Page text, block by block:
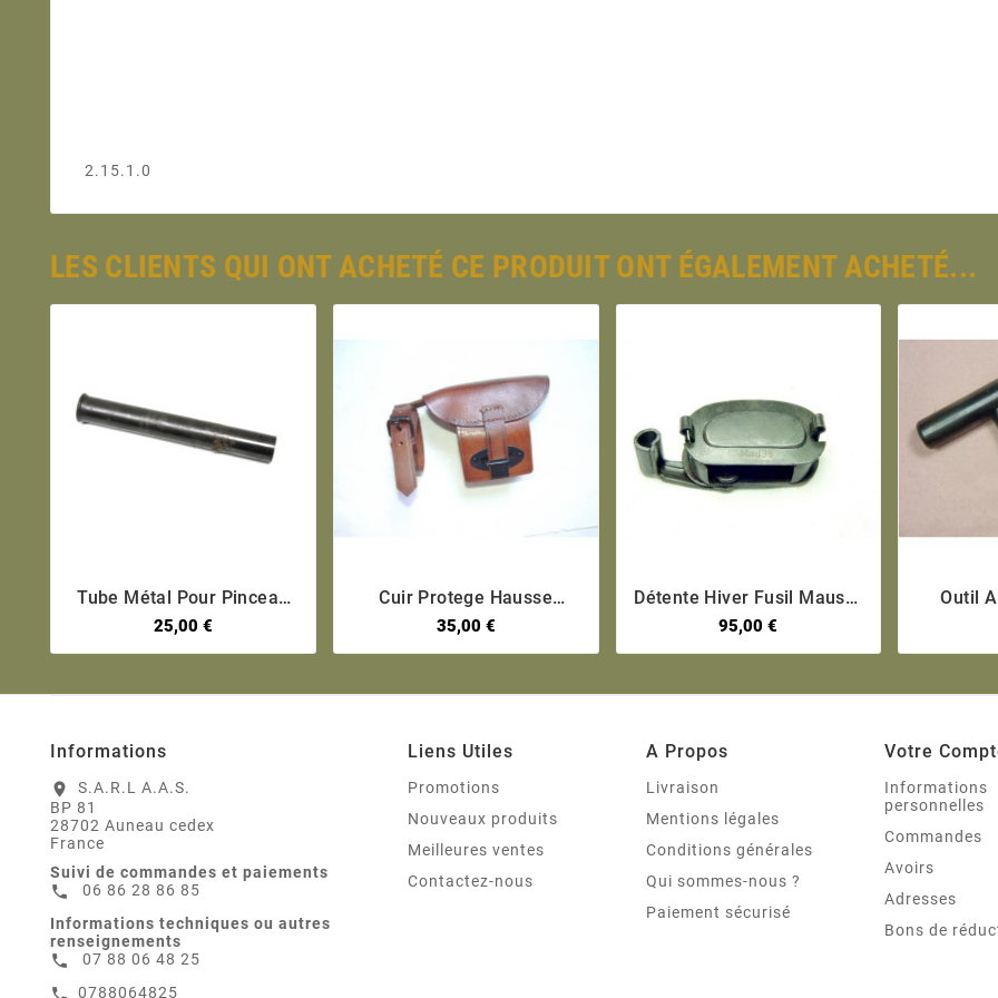
2.15.1.0
LES CLIENTS QUI ONT ACHETÉ CE PRODUIT ONT ÉGALEMENT ACHETÉ...
Tube Métal Pour Pinceau
De La Boite De Lunette
ZF41
25,00 €

Cuir Protege Hausse
Mauser 98K Sniper
35,00 €
Détente Hiver Fusil Mauser
98k Ww2
95,00 €
Outil A
Informations
location_on
S.A.R.L A.A.S.
BP 81
28702 Auneau cedex
France
Suivi de commandes et paiements
call
06 86 28 86 85
Informations techniques ou autres
renseignements
call 07 88 06 48 25
call 0788064825
Liens Utiles
Promotions
Nouveaux produits
Meilleures ventes
Contactez-nous
A Propos
Livraison
Mentions légales
Conditions générales
Qui sommes-nous ?
Paiement sécurisé
Votre
Informations
personnelles
Commandes
Avoirs
Adresses
Bons de